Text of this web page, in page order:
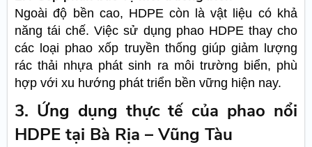
Ngoài độ bền cao, HDPE còn là vật liệu có khả
năng tái chế. Việc sử dụng phao HDPE thay cho
các loại phao xốp truyền thống giúp giảm lượng
rác thải nhựa phát sinh ra môi trường biển, phù
hợp với xu hướng phát triển bền vững hiện nay.
3. Ứng dụng thực tế của phao nổi
HDPE tại Bà Rịa – Vũng Tàu